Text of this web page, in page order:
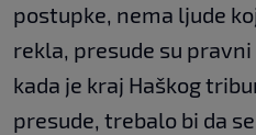
postupke, nema ljude
rekla, presude su
kada je kraj Haškog
presude, trebalo bi da